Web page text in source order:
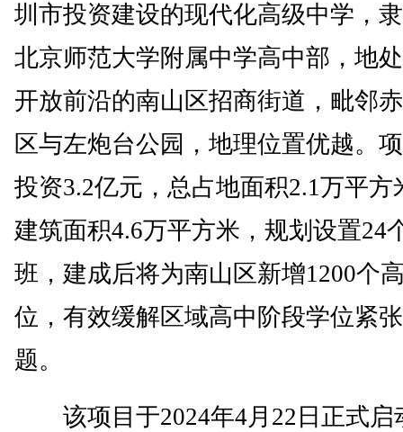
圳市投资建设的现代化高级中学，
北京师范大学附属中学高中部，地
开放前沿的南山区招商街道，毗邻
区与左炮台公园，地理位置优越。
投资3.2亿元，总占地面积2.1万平方
建筑面积4.6万平方米，规划设置24
班，建成后将为南山区新增1200个
位，有效缓解区域高中阶段学位紧
题。
该项目于2024年4月22日正式启